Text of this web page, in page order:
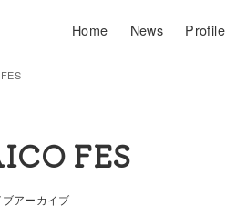
Home News Profile
FES
ブアーカイブ